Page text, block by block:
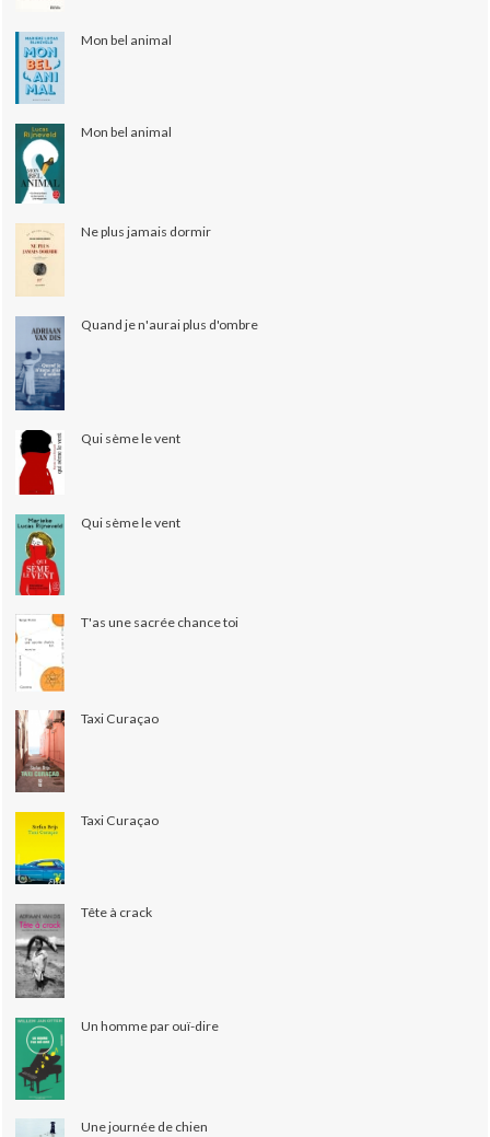
Mon bel animal
Mon bel animal
Ne plus jamais dormir
Quand je n'aurai plus d'ombre
Qui sème le vent
Qui sème le vent
T'as une sacrée chance toi
Taxi Curaçao
Taxi Curaçao
Tête à crack
Un homme par ouï-dire
Une journée de chien